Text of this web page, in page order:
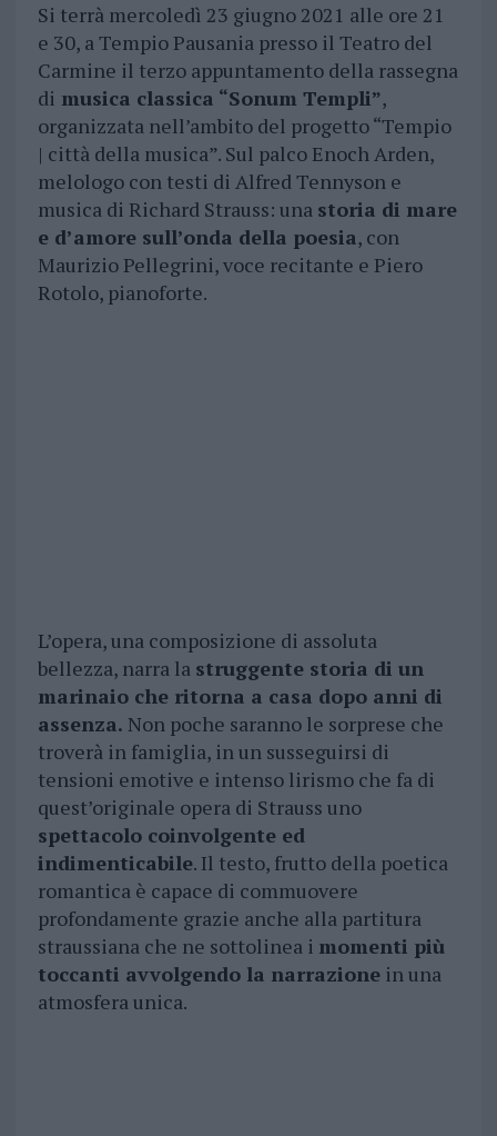
Si terrà mercoledì 23 giugno 2021 alle ore 21
e 30, a Tempio Pausania presso il Teatro del
Carmine il terzo appuntamento della rassegna
di musica classica “Sonum Templi”,
organizzata nell’ambito del progetto “Tempio
| città della musica”. Sul palco Enoch Arden,
melologo con testi di Alfred Tennyson e
musica di Richard Strauss: una storia di mare
e d’amore sull’onda della poesia, con
Maurizio Pellegrini, voce recitante e Piero
Rotolo, pianoforte.
L’opera, una composizione di assoluta
bellezza, narra la struggente storia di un
marinaio che ritorna a casa dopo anni di
assenza. Non poche saranno le sorprese che
troverà in famiglia, in un susseguirsi di
tensioni emotive e intenso lirismo che fa di
quest’originale opera di Strauss uno
spettacolo coinvolgente ed
indimenticabile. Il testo, frutto della poetica
romantica è capace di commuovere
profondamente grazie anche alla partitura
straussiana che ne sottolinea i momenti più
toccanti avvolgendo la narrazionein una
atmosfera unica.